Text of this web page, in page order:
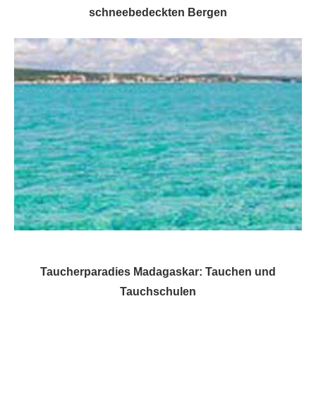
schneebedeckten Bergen
Taucherparadies Madagaskar: Tauchen und
Tauchschulen